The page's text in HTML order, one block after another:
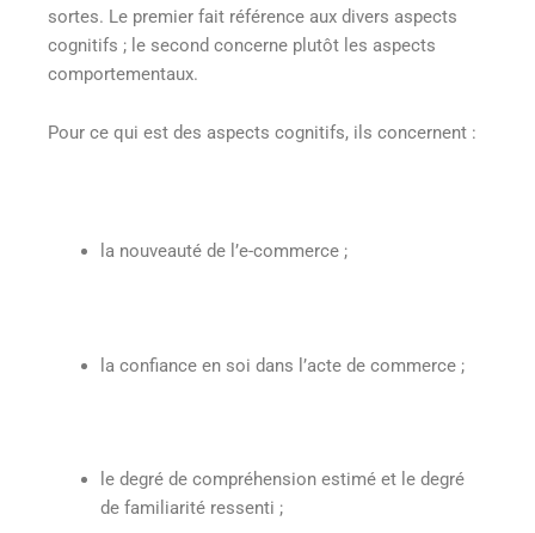
sortes. Le premier fait référence aux divers aspects
cognitifs ; le second concerne plutôt les aspects
comportementaux.
Pour ce qui est des aspects cognitifs, ils concernent :
la nouveauté de l’e-commerce ;
la confiance en soi dans l’acte de commerce ;
le degré de compréhension estimé et le degré
de familiarité ressenti ;